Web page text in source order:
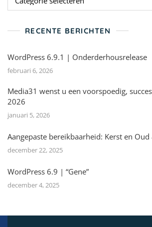
RECENTE BERICHTEN
WordPress 6.9.1 | Onderderhousrelease
februari 6, 2026
Media31 wenst u een voorspoedig,
2026
januari 5, 2026
Aangepaste bereikbaarheid: Kerst en
december 22, 2025
WordPress 6.9 | “Gene”
december 4, 2025